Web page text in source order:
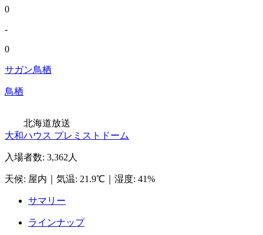
0
-
0
サガン鳥栖
鳥栖
北海道放送
大和ハウス プレミストドーム
入場者数: 3,362人
天候: 屋内 気温: 21.9℃ 湿度: 41%
サマリー
ラインナップ